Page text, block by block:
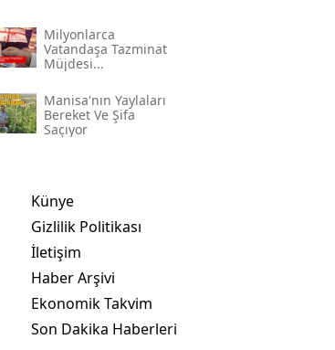
Milyonlarca
Vatandaşa Tazminat
Müjdesi...
Manisa'nın Yaylaları
Bereket Ve Şifa
Saçıyor
Künye
Gizlilik Politikası
İletişim
Haber Arşivi
Ekonomik Takvim
Son Dakika Haberleri